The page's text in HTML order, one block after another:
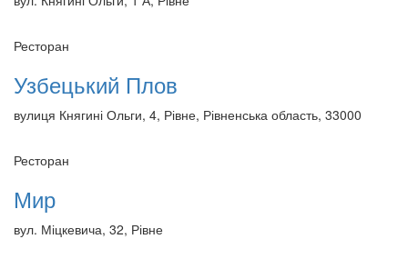
Ресторан
Узбецький Плов
вулиця Княгині Ольги, 4, Рівне, Рівненська область, 33000
Ресторан
Мир
вул. Міцкевича, 32, Рівне